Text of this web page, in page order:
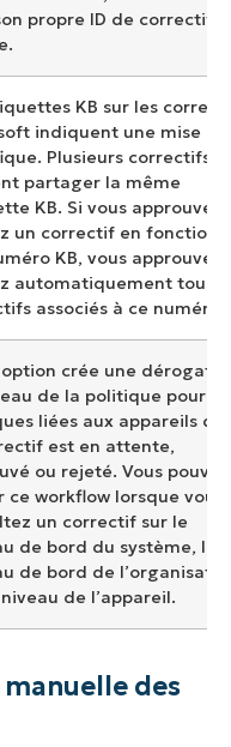
propre ID de correctif
KB sur les
indiquent une mise à
Plusieurs correctifs
partager la même
KB. Si vous approuvez
un correctif en fonction
KB, vous approuvez
automatiquement tous
associés à ce numéro
crée une
de la politique pour
liées aux appareils
est en attente,
ou rejeté. Vous pouvez
ce workflow lorsque vous
un correctif sur le
de bord du système, le
de bord de
de l’appareil.
des